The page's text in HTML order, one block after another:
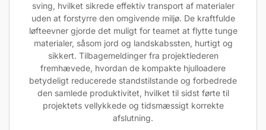
sving, hvilket sikrede effektiv transport af materialer
uden at forstyrre den omgivende miljø. De kraftfulde
løfteevner gjorde det muligt for teamet at flytte tunge
materialer, såsom jord og landskabssten, hurtigt og
sikkert. Tilbagemeldinger fra projektlederen
fremhævede, hvordan de kompakte hjulloadere
betydeligt reducerede standstilstande og forbedrede
den samlede produktivitet, hvilket til sidst førte til
projektets vellykkede og tidsmæssigt korrekte
afslutning.